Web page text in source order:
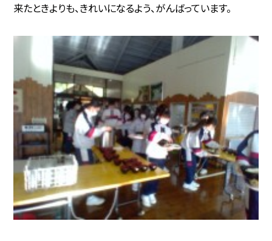
来たときよりも、きれいになるよう、がんばっています。